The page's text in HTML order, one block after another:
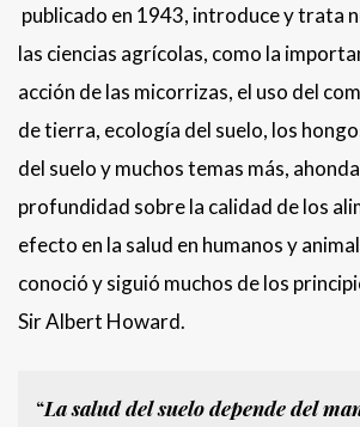
publicado en 1943, introduce y trata
las ciencias agrícolas, como la
acción de las micorrizas, el uso del
de tierra, ecología del suelo, los
del suelo y muchos temas más,
profundidad sobre la calidad de los
efecto en la salud en humanos y
conoció y siguió muchos de los
Sir Albert Howard.
“La salud del suelo depende del